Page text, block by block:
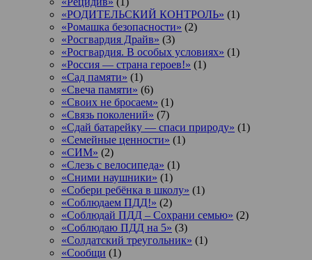
«РОДИТЕЛЬСКИЙ КОНТРОЛЬ» (1)
«Ромашка безопасности» (2)
«Росгвардия Драйв» (3)
«Росгвардия. В особых условиях» (1)
«Россия — страна героев!» (1)
«Сад памяти» (1)
«Свеча памяти» (6)
«Своих не бросаем» (1)
«Связь поколений» (7)
«Сдай батарейку — спаси природу» (1)
«Семейные ценности» (1)
«СИМ» (2)
«Слезь с велосипеда» (1)
«Сними наушники» (1)
«Собери ребёнка в школу» (1)
«Соблюдаем ПДД!» (2)
«Соблюдай ПДД – Сохрани семью» (2)
«Соблюдаю ПДД на 5» (3)
«Солдатский треугольник» (1)
«Сообщи (1)